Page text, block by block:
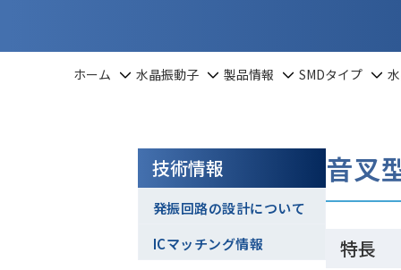
ホーム 水晶振動子 製品情報 SMDタイプ
音叉
特長
技術情報
発振回路の設計について
ICマッチング情報